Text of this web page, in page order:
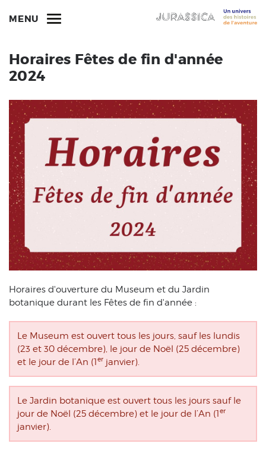
MENU
Horaires Fêtes de fin d'année
2024
Horaires d'ouverture du Museum et du Jardin
botanique durant les Fêtes de fin d'année :
Le Museum est ouvert tous les jours, sauf les lundis
(23 et 30 décembre), le jour de Noël (25 décembre)
et le jour de l’An (1er janvier).
Le Jardin botanique est ouvert tous les jours sauf le
jour de Noël (25 décembre) et le jour de l’An (1er
janvier).